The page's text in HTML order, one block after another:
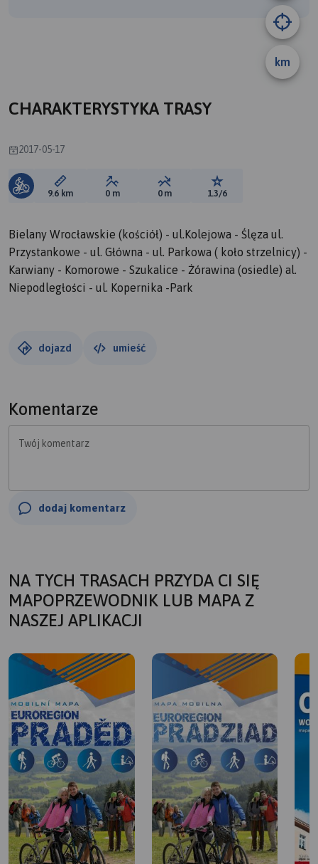
km
CHARAKTERYSTYKA TRASY
2017-05-17
Długość trasy:
9.6 km Suma przewyższeń:
0 m Suma spadków:
0 m Ocena trasy:
1.3/6
Bielany Wrocławskie (kościół) - ul.Kolejowa - Ślęza ul.
Przystankowe - ul. Główna - ul. Parkowa ( koło strzelnicy) -
Karwiany - Komorowe - Szukalice - Żórawina (osiedle) al.
Niepodległości - ul. Kopernika -Park
dojazd umieść
Komentarze
Twój komentarz
dodaj komentarz
NA TYCH TRASACH PRZYDA CI SIĘ
MAPOPRZEWODNIK LUB MAPA Z
NASZEJ APLIKACJI